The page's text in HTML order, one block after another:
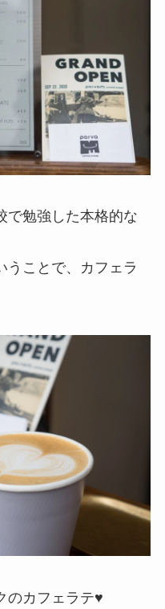
で勉強した本格的な
うことで、カフェラ
のカフェラテ♥